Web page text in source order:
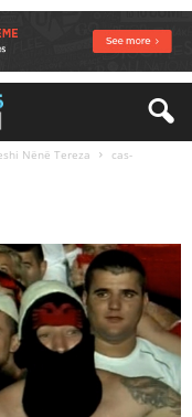
Nënë Tereza
cas-